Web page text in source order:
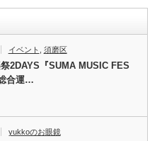
イベント 須磨区
2DAYS『SUMA MUSIC FES
合運…
yukkoのお眼鏡